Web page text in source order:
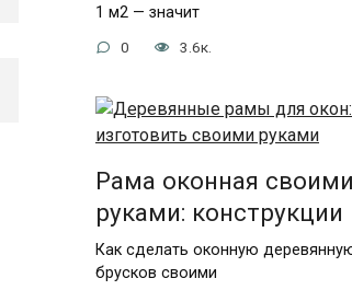
1 м2 — значит
0 3.6к.
Рама оконная своими
руками: конструкции
Как сделать оконную
брусков своими